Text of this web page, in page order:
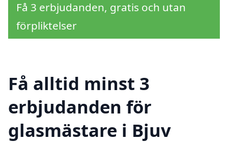
Få 3 erbjudanden, gratis och utan
förpliktelser
Få alltid minst 3
erbjudanden för
glasmästare i Bjuv